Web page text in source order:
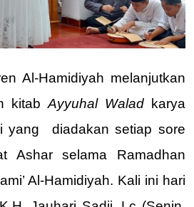
Al-Hamidiyah melanjutkan
kitab Ayyuhal Walad
karya
yang  diadakan setiap sore
Ashar selama Ramadhan
Al-Hamidiyah. Kali ini hari